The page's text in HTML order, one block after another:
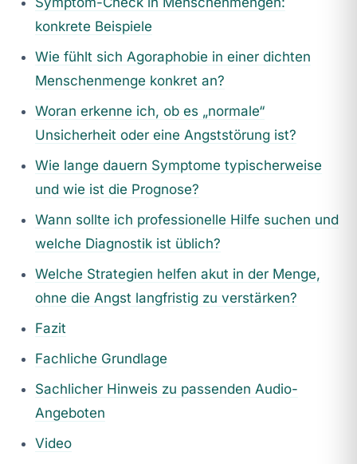
konkrete Beispiele
Wie fühlt sich Agoraphobie in einer dichten
Menschenmenge konkret an?
Woran erkenne ich, ob es „normale“
Unsicherheit oder eine Angststörung ist?
Wie lange dauern Symptome typischerweise
und wie ist die Prognose?
Wann sollte ich professionelle Hilfe suchen und
welche Diagnostik ist üblich?
Welche Strategien helfen akut in der Menge,
ohne die Angst langfristig zu verstärken?
Fazit
Fachliche Grundlage
Sachlicher Hinweis zu passenden Audio-
Angeboten
Video